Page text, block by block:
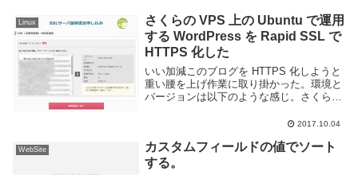
Linux
さくらの VPS 上の Ubuntu で運用
する WordPress を Rapid SSL で
HTTPS 化した
いい加減このブログを HTTPS 化しようと
重い腰を上げ作業に取り掛かった。環境と
バージョンは以下のような感じ。さくらの
2.4Wordpress 4.8.2以下作業ログ。思い出
2017.10.04
WebSite
カスタムフィールドの値でソート
する。